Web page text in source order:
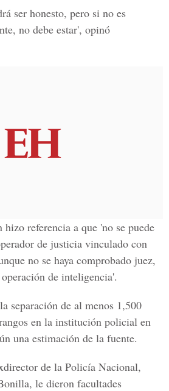
ser honesto, pero si no es
no debe estar', opinó
referencia a que 'no se puede
de justicia vinculado con
no se haya comprobado juez,
de inteligencia'.
separación de al menos 1,500
en la institución policial en
una estimación de la fuente.
de la Policía Nacional,
, le dieron facultades